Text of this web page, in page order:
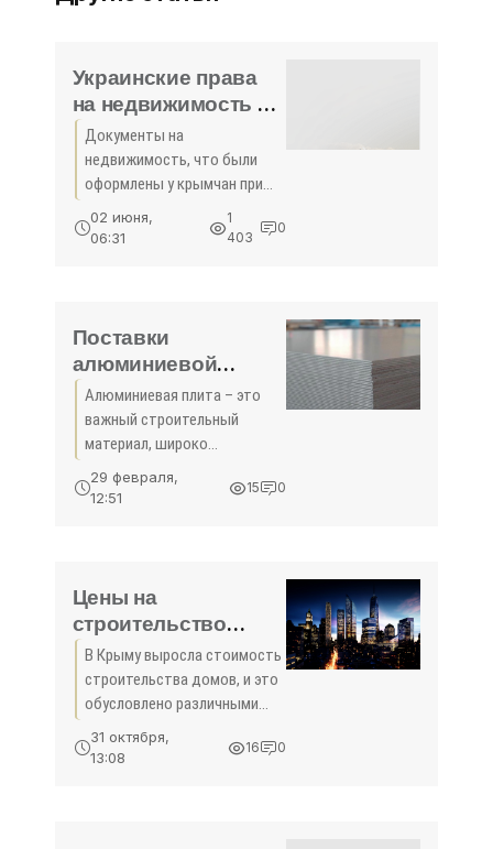
Украинские права
на недвижимость в
Крыму приравнены
к российским . -
«Недвижимость»
Документы на
недвижимость, что были
оформлены у крымчан при
Украине, равносильны
юридически с их
02 июня,
06:31
1
403
0
Поставки
алюминиевой
плиты в Крым от
компании
"Стальной Дом"
Алюминиевая плита – это
важный строительный
материал, широко
используемый в различных
отраслях промышленности.
выбором для
29 февраля,
12:51
15 0
Цены на
строительство
домов в Крыму
В Крыму выросла стоимость
строительства домов, и это
обусловлено различными
факторами, такими как
выбор технологий и
31 октября,
13:08
16 0